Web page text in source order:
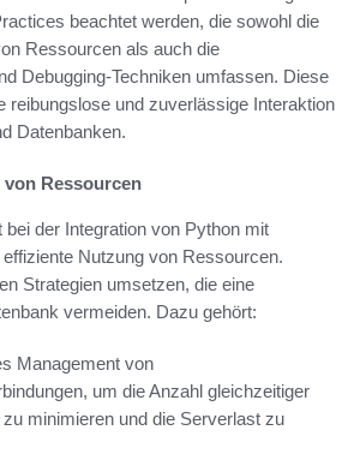
beachtet werden, die sowohl die
Ressourcen als auch die
Debugging-Techniken umfassen. Diese
reibungslose und zuverlässige Interaktion
Datenbanken.
Ressourcen
bei der Integration von Python mit
Nutzung von Ressourcen.
Strategien umsetzen, die eine
vermeiden. Dazu gehört:
Management von
um die Anzahl gleichzeitiger
zu minimieren und die Serverlast zu